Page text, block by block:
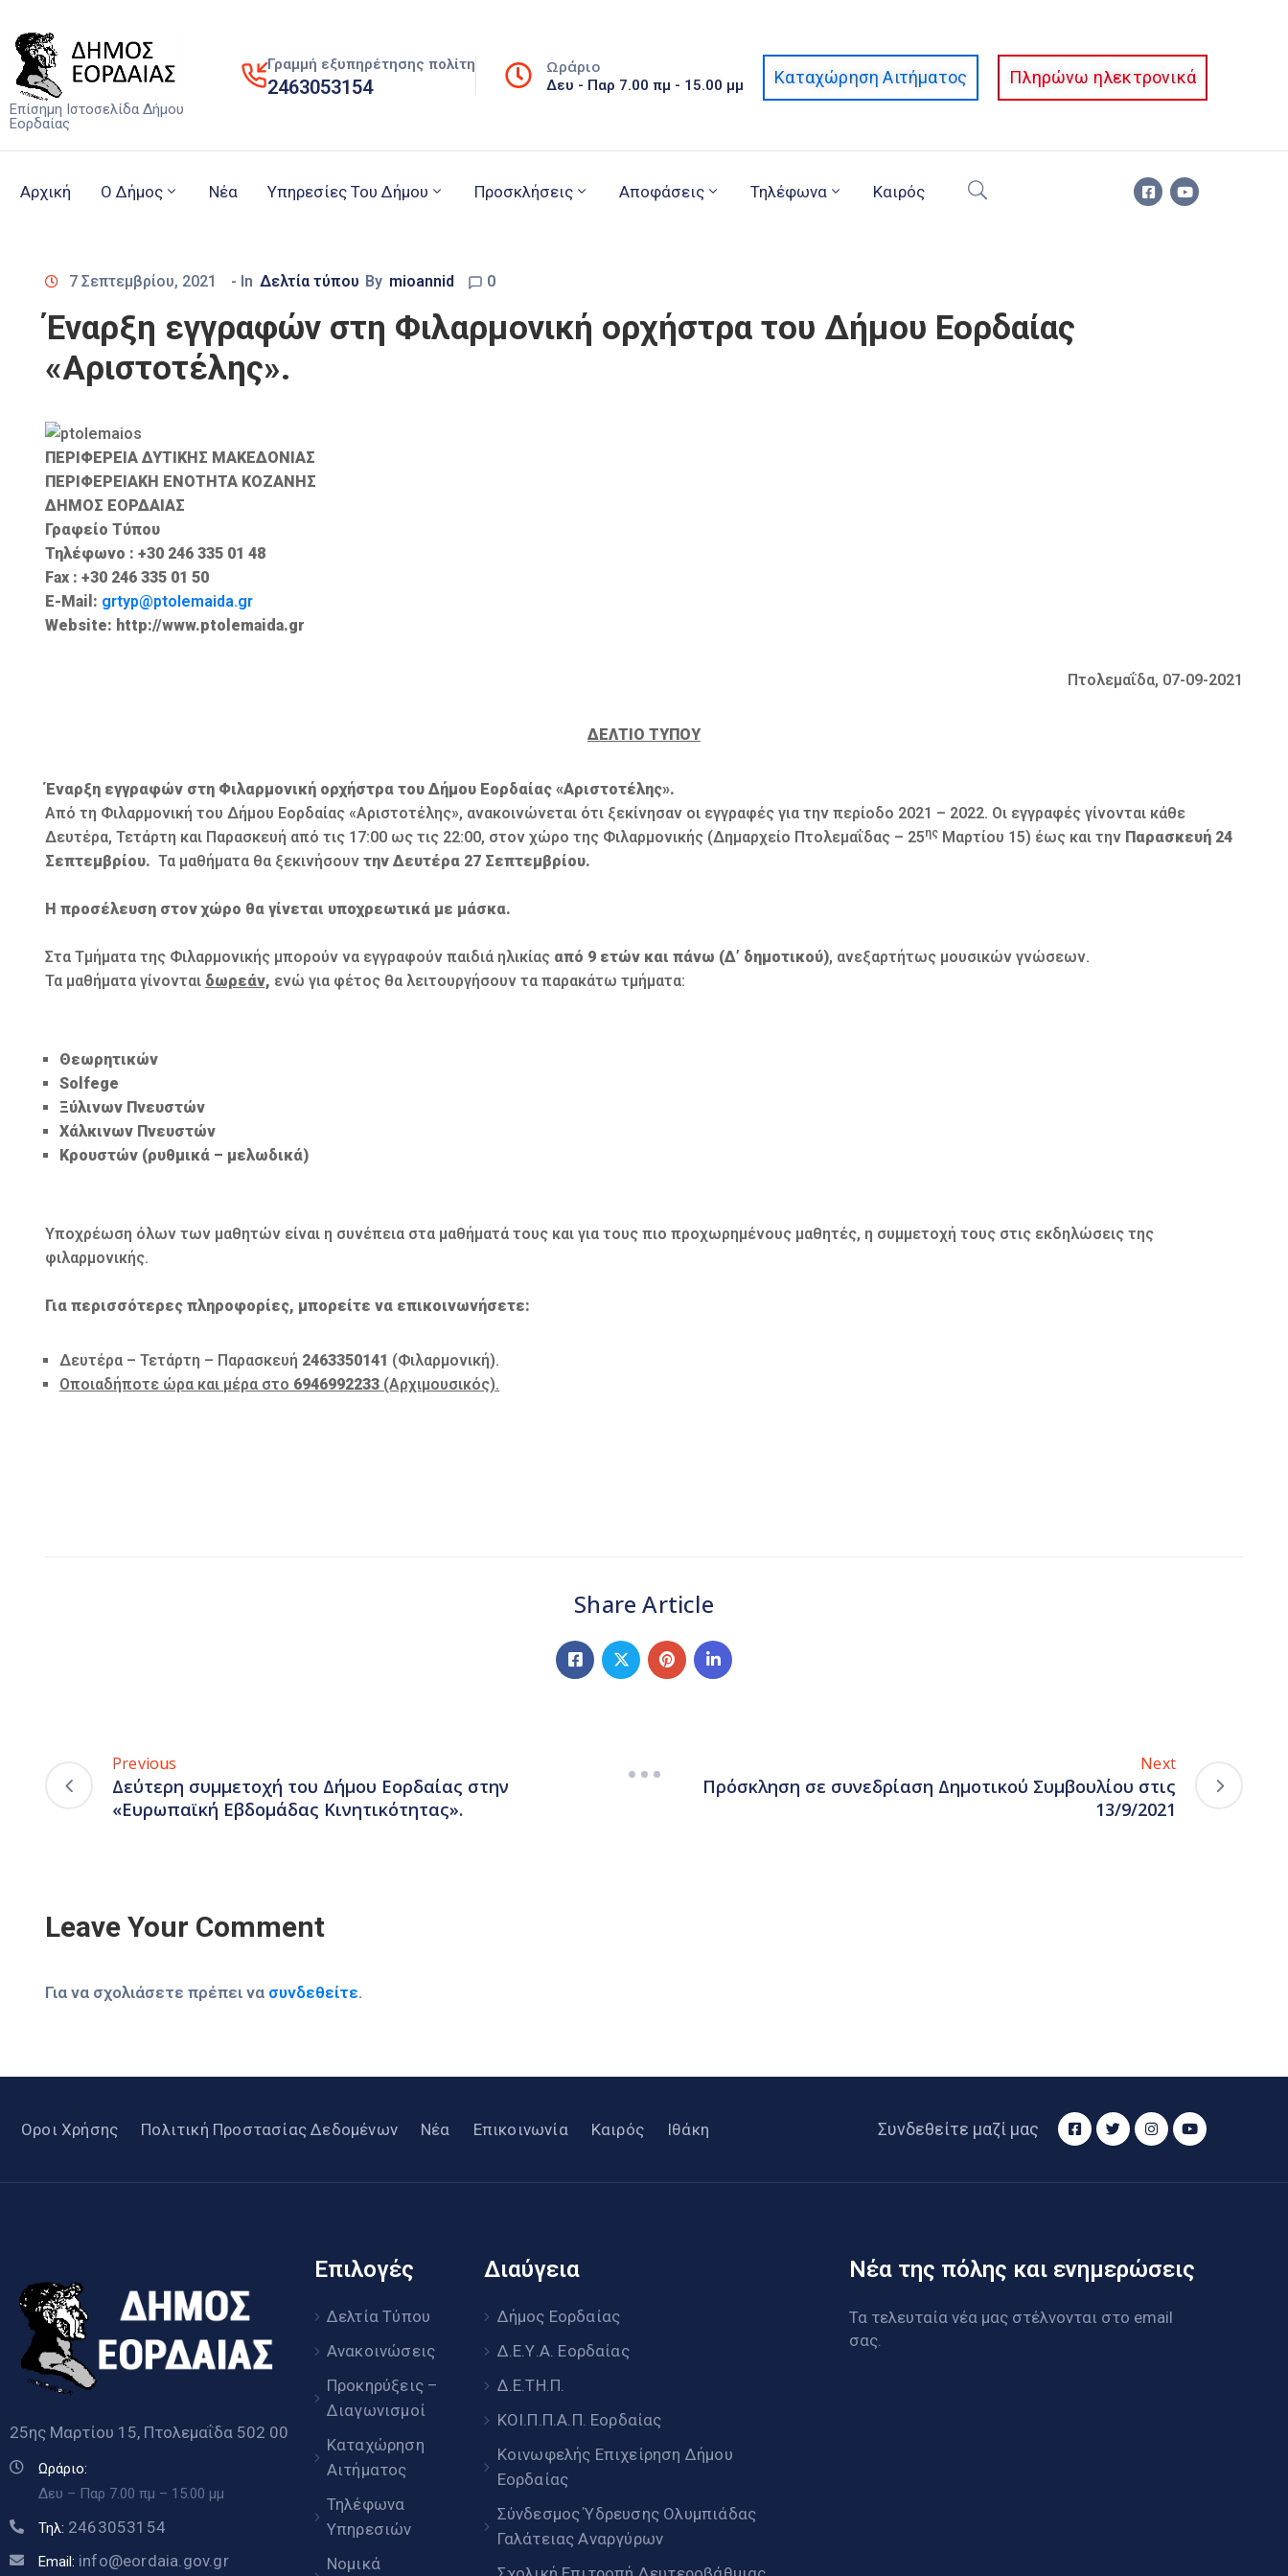
Επίσημη Ιστοσελίδα Δήμου
Εορδαίας
Γραμμή εξυπηρέτησης πολίτη
2463053154
Ωράριο
Δευ - Παρ 7.00 πμ - 15.00 μμ Καταχώρηση Αιτήματος Πληρώνω ηλεκτρονικά
Αρχική Ο Δήμος Νέα Υπηρεσίες Του Δήμου Προσκλήσεις Αποφάσεις Τηλέφωνα Καιρός
7 Σεπτεμβρίου, 2021 - In Δελτία τύπου By mioannid 0
Έναρξη εγγραφών στη Φιλαρμονική ορχήστρα του Δήμου Εορδαίας
«Αριστοτέλης».
ΠΕΡΙΦΕΡΕΙΑ ΔΥΤΙΚΗΣ ΜΑΚΕΔΟΝΙΑΣ
ΠΕΡΙΦΕΡΕΙΑΚΗ ΕΝΟΤΗΤΑ ΚΟΖΑΝΗΣ
ΔΗΜΟΣ ΕΟΡΔΑΙΑΣ
Γραφείο Τύπου
Τηλέφωνο : +30 246 335 01 48
Fax : +30 246 335 01 50
E-Mail: grtyp@ptolemaida.gr
Website: http://www.ptolemaida.gr
Πτολεμαΐδα, 07-09-2021
ΔΕΛΤΙΟ ΤΥΠΟΥ
Έναρξη εγγραφών στη Φιλαρμονική ορχήστρα του Δήμου Εορδαίας «Αριστοτέλης».
Από τη Φιλαρμονική του Δήμου Εορδαίας «Αριστοτέλης», ανακοινώνεται ότι ξεκίνησαν οι εγγραφές για την περίοδο 2021 – 2022. Οι εγγραφές γίνονται κάθε
Δευτέρα, Τετάρτη και Παρασκευή από τις 17:00 ως τις 22:00, στον χώρο της Φιλαρμονικής (Δημαρχείο Πτολεμαΐδας – 25ης Μαρτίου 15) έως και την Παρασκευή 24
Σεπτεμβρίου. Τα μαθήματα θα ξεκινήσουν την Δευτέρα 27 Σεπτεμβρίου.
Η προσέλευση στον χώρο θα γίνεται υποχρεωτικά με μάσκα.
Στα Τμήματα της Φιλαρμονικής μπορούν να εγγραφούν παιδιά ηλικίας από 9 ετών και πάνω (Δ’ δημοτικού), ανεξαρτήτως μουσικών γνώσεων.
Τα μαθήματα γίνονται δωρεάν, ενώ για φέτος θα λειτουργήσουν τα παρακάτω τμήματα:
Θεωρητικών
Solfege
Ξύλινων Πνευστών
Χάλκινων Πνευστών
Κρουστών (ρυθμικά – μελωδικά)
Υποχρέωση όλων των μαθητών είναι η συνέπεια στα μαθήματά τους και για τους πιο προχωρημένους μαθητές, η συμμετοχή τους στις εκδηλώσεις της
φιλαρμονικής.
Για περισσότερες πληροφορίες, μπορείτε να επικοινωνήσετε:
Δευτέρα – Τετάρτη – Παρασκευή 2463350141 (Φιλαρμονική).
Οποιαδήποτε ώρα και μέρα στο 6946992233 (Αρχιμουσικός).
Share Article
Previous
Δεύτερη συμμετοχή του Δήμου Εορδαίας στην
«Ευρωπαϊκή Εβδομάδας Κινητικότητας».
Next
Πρόσκληση σε συνεδρίαση Δημοτικού Συμβουλίου στις
13/9/2021
Leave Your Comment
Για να σχολιάσετε πρέπει να συνδεθείτε.
Οροι Χρήσης Πολιτική Προστασίας Δεδομένων Νέα Επικοινωνία Καιρός Ιθάκη Συνδεθείτε μαζί μας
25ης Μαρτίου 15, Πτολεμαΐδα 502 00
Ωράριο:
Δευ – Παρ 7.00 πμ – 15.00 μμ
Τηλ: 2463053154
Email: info@eordaia.gov.gr
Επιλογές
Δελτία Τύπου
Ανακοινώσεις
Προκηρύξεις –
Διαγωνισμοί
Καταχώρηση
Αιτήματος
Τηλέφωνα
Υπηρεσιών
Νομικά
Διαύγεια
Δήμος Εορδαίας
Δ.Ε.Υ.Α. Εορδαίας
Δ.Ε.ΤΗ.Π.
ΚΟΙ.Π.Π.Α.Π. Εορδαίας
Κοινωφελής Επιχείρηση Δήμου
Εορδαίας
Σύνδεσμος Ύδρευσης Ολυμπιάδας
Γαλάτειας Αναργύρων
Νέα της πόλης και ενημερώσεις
Τα τελευταία νέα μας στέλνονται στο email
σας.